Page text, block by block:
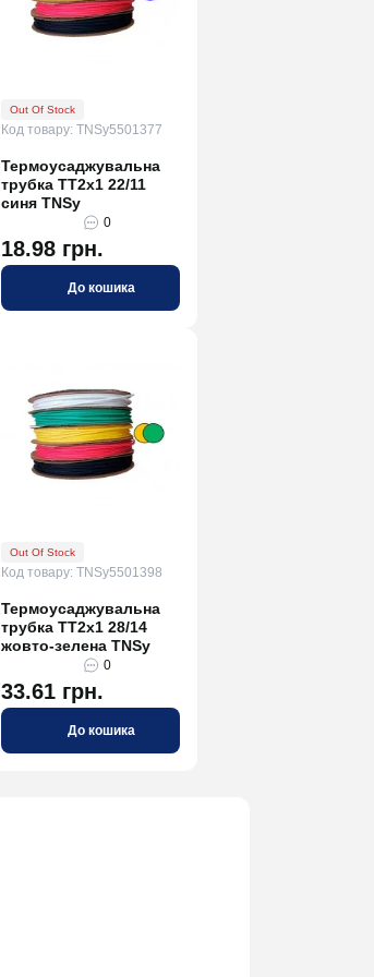
Out Of Stock
Код товару: TNSy5501377
Термоусаджувальна
трубка ТТ2х1 22/11
синя TNSy
0
18.98 грн.
До кошика
Out Of Stock
Код товару: TNSy5501398
Термоусаджувальна
трубка ТТ2х1 28/14
жовто-зелена TNSy
0
33.61 грн.
До кошика